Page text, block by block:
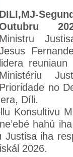
DILI,MJ-
Ministru
lidera reuniaun
Ministériu
Prioridade no
Díli.
Konsultivu
hahú
iha
2026.